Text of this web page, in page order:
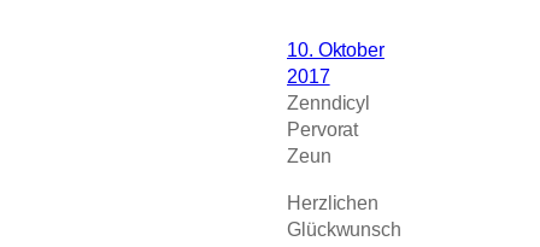
10. Oktober
2017
Zenndicyl
Pervorat
Zeun
Herzlichen
Glückwunsch